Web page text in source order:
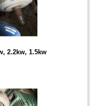
2.2kw, 1.5kw